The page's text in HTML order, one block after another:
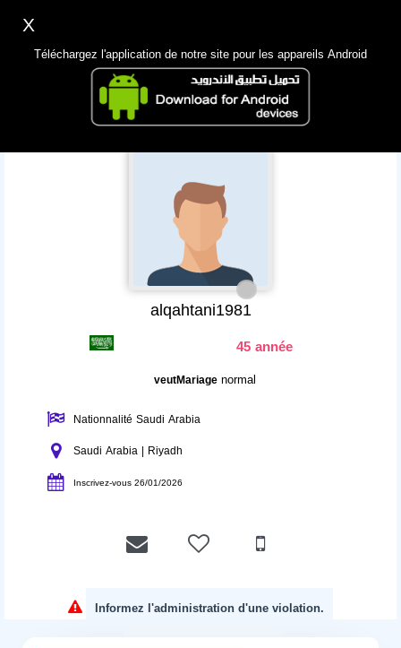
App Mobile
alqahtani1981
45 année
veutMariagenormal
Nationnalité Saudi Arabia
Saudi Arabia | Riyadh
Inscrivez-vous 26/01/2026
Informez l'administration d'une violation.
X
Téléchargez l'application de notre site pour les appareils Android